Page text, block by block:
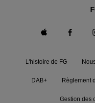
L'histoire de FG
DAB+ Règlement
Gestion des